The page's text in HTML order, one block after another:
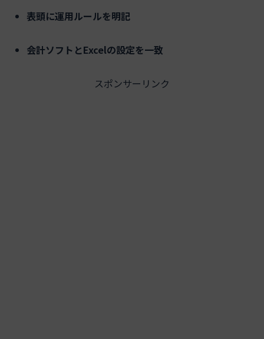
表頭に運用ルールを明記
会計ソフトとExcelの設定を一致
スポンサーリンク